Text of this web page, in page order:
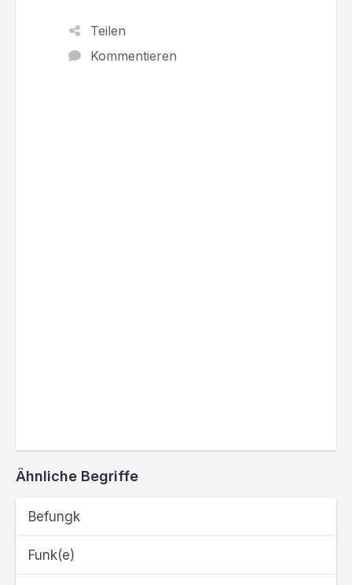
Teilen
Kommentieren
Ähnliche Begriffe
Befungk
Funk(e)